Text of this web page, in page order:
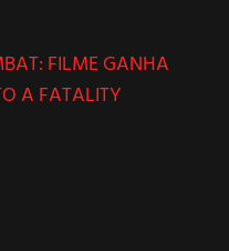
FILME GANHA
A FATALITY